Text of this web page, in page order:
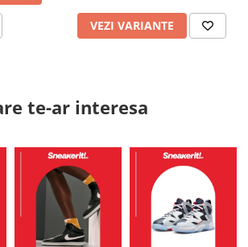
VEZI VARIANTE
te-ar interesa